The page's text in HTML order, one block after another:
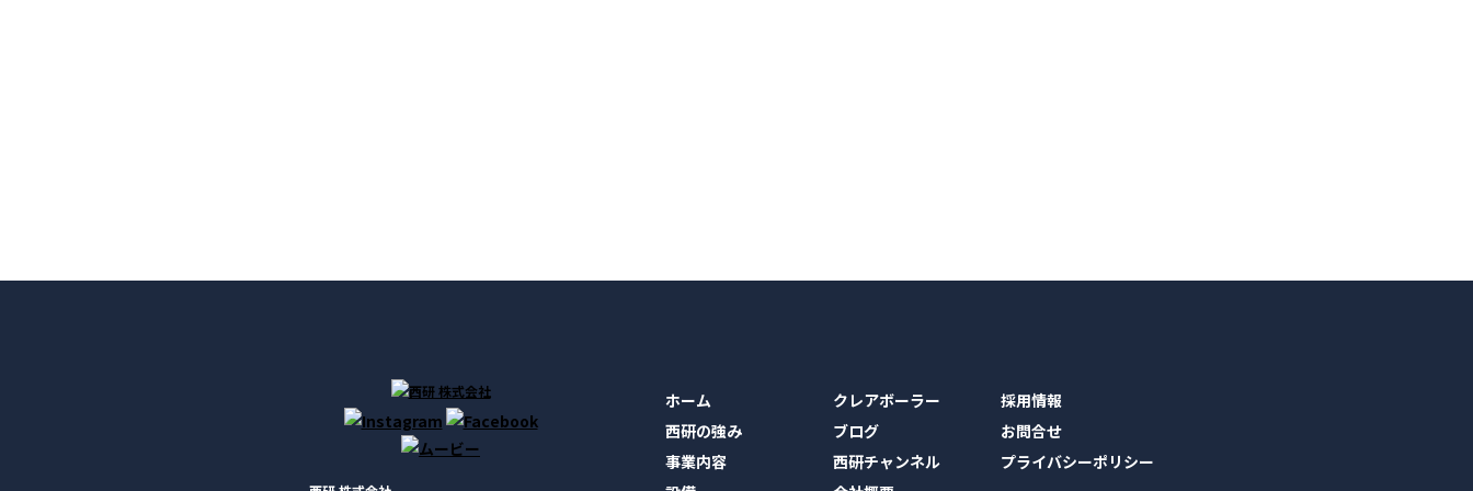
ホーム
西研の強み
事業内容
クレアボーラー
ブログ
西研チャンネル
採用情報
お問合せ
プライバシーポリシー